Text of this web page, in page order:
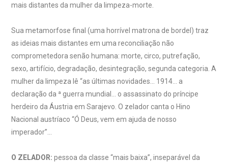
mais distantes da mulher da limpeza-morte.
Sua metamorfose final (uma horrível matrona de bordel) traz
as ideias mais distantes em uma reconciliação não
comprometedora senão humana: morte, circo, putrefação,
sexo, artifício, degradação, desintegração, segunda categoria. A
mulher da limpeza lê “as últimas novidades… 1914… a
declaração da ª guerra mundial… o assassinato do príncipe
herdeiro da Áustria em Sarajevo. O zelador canta o Hino
Nacional austríaco “Ó Deus, vem em ajuda de nosso
imperador”…
O ZELADOR: pessoa da classe “mais baixa”, inseparável da